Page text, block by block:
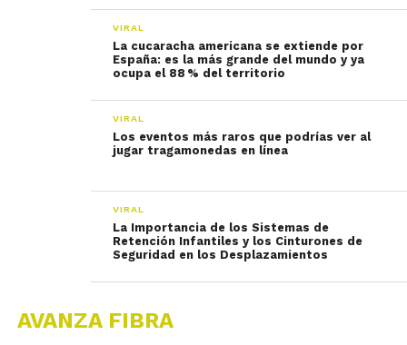
VIRAL
La cucaracha americana se extiende por
España: es la más grande del mundo y ya
ocupa el 88 % del territorio
VIRAL
Los eventos más raros que podrías ver al
jugar tragamonedas en línea
VIRAL
La Importancia de los Sistemas de
Retención Infantiles y los Cinturones de
Seguridad en los Desplazamientos
AVANZA FIBRA